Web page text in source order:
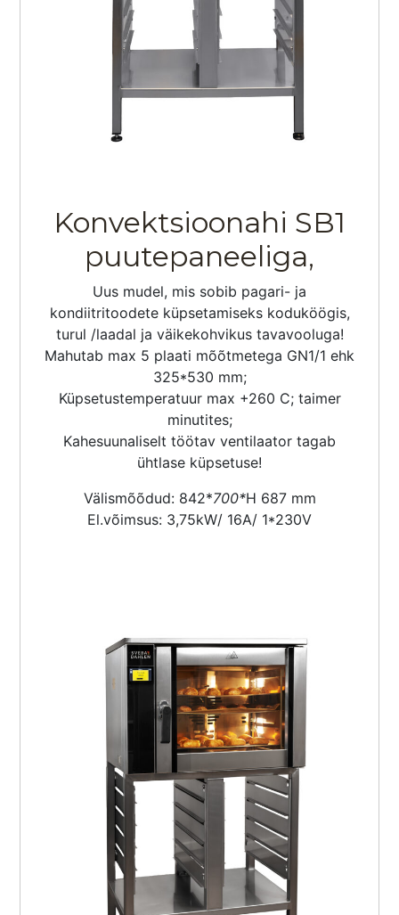
Konvektsioonahi SB1
puutepaneeliga,
Uus mudel, mis sobib pagari- ja
kondiitritoodete küpsetamiseks koduköögis,
turul /laadal ja väikekohvikus tavavooluga!
Mahutab max 5 plaati mõõtmetega GN1/1 ehk
325*530 mm;
Küpsetustemperatuur max +260 C; taimer
minutites;
Kahesuunaliselt töötav ventilaator tagab
ühtlase küpsetuse!
Välismõõdud: 842*700*H 687 mm
El.võimsus: 3,75kW/ 16A/ 1*230V